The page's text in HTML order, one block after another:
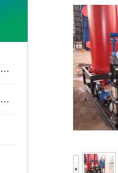
广东螺旋缠绕管式换热器
广东医药级双管板换热器